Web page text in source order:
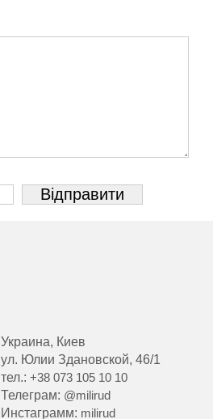
Украина, Киев
ул. Юлии Здановской, 46/1
тел.:+38 073 105 10 10
Телеграм: @milirud
Инстаграмм: milirud